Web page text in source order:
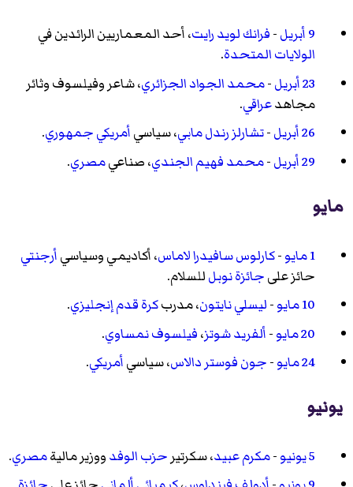
9 أبريل -فرانك لويد رايت، أحد المعماريين الرائدين في
الولايات المتحدة.
23 أبريل
-محمد الجواد الجزائري، شاعر وفيلسوف وثائر
مجاهدعراقي.
26 أبريل
-تشارلز رندل مابي، سياسيأمريكيجمهوري.
29 أبريل
-محمد فهيم الجندي، صناعيمصري.
مايو
1 مايو -كارلوس سافيدرا لاماس، أكاديمي وسياسيأرجنتي
حائز علىجائزة نوبلللسلام.
10 مايو
-ليسلي نايتون، مدربكرة قدمإنجليزي.
20 مايو
-ألفريد شوتز،فيلسوفنمساوي.
24 مايو
-جون فوستر دالاس، سياسيأمريكي.
يونيو
5 يونيو -مكرم عبيد، سكرتير حزب الوفدووزير ماليةمصري.